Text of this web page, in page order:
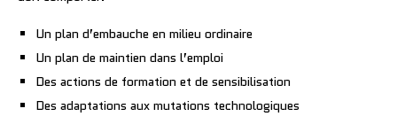
Un plan d’embauche en milieu ordinaire
Un plan de maintien dans l’emploi
Des actions de formation et de sensibilisation
Des adaptations aux mutations technologiques